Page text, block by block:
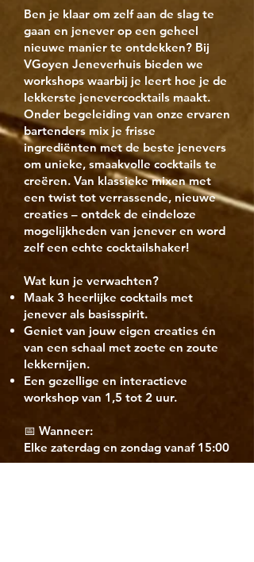
Ben je klaar om zelf aan de slag te
gaan en jenever op een geheel
nieuwe manier te ontdekken? Bij
VGoyen Jeneverhuis bieden we
workshops waarbij je leert hoe je de
lekkerste jenevercocktails maakt.
Onder begeleiding van onze ervaren
bartenders mix je frisse
ingrediënten met de beste jenevers
om unieke, smaakvolle cocktails te
creëren. Van klassieke mixen met
een twist tot verrassende, nieuwe
creaties – ontdek de eindeloze
mogelijkheden van jenever en word
zelf een echte cocktailshaker!
Wat kun je verwachten?
Maak 3 heerlijke cocktails met
jenever als basisspirit.
Geniet van jouw eigen creaties én
van een schaal met zoete en zoute
lekkernijen.
Een gezellige en interactieve
workshop van 1,5 tot 2 uur.
📅 Wanneer:
Elke zaterdag en zondag vanaf 15:00
uur